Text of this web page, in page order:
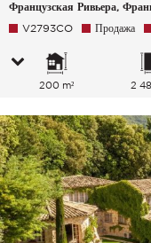
Французская Ривьера,
V2793CO Продажа
200 m² 2